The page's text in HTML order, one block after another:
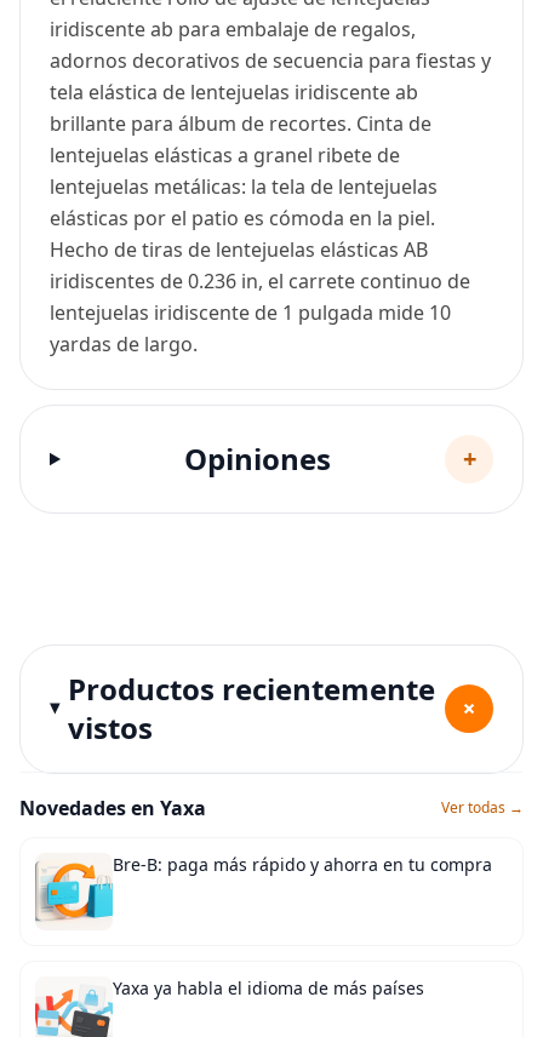
iridiscente ab para embalaje de regalos,
adornos decorativos de secuencia para fiestas y
tela elástica de lentejuelas iridiscente ab
brillante para álbum de recortes. Cinta de
lentejuelas elásticas a granel ribete de
lentejuelas metálicas: la tela de lentejuelas
elásticas por el patio es cómoda en la piel.
Hecho de tiras de lentejuelas elásticas AB
iridiscentes de 0.236 in, el carrete continuo de
lentejuelas iridiscente de 1 pulgada mide 10
yardas de largo.
Opiniones +
Productos recientemente
vistos
+
Novedades en Yaxa Ver todas →
Bre-B: paga más rápido y ahorra en tu compra
Yaxa ya habla el idioma de más países